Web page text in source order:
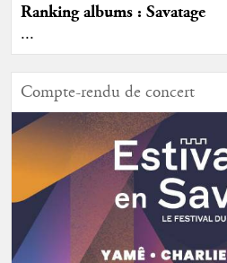
Ranking albums : Savatage
...
Compte-rendu de concert